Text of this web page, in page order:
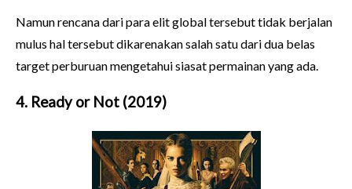
Namun rencana dari para elit global tersebut tidak berjalan
mulus hal tersebut dikarenakan salah satu dari dua belas
target perburuan mengetahui siasat permainan yang ada.
4. Ready or Not (2019)